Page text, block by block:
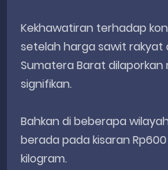
Kekhawatiran terhadap
setelah harga sawit rakyat
Sumatera Barat
signifikan.
Bahkan di beberapa
berada pada kisaran
kilogram.